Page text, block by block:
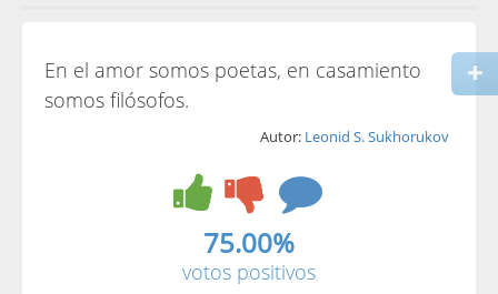
En el amor somos poetas, en casamiento
somos filósofos.
Autor: Leonid S. Sukhorukov
75.00%
votos positivos